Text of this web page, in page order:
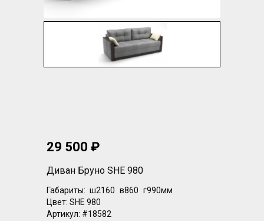
29 500 ₽
Диван Бруно SHE 980
Габариты: ш2160 в860 г990мм
Цвет: SHE 980
Артикул: #18582